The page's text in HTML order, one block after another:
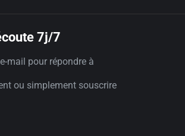
7j/7
mail pour répondre à
ou simplement souscrire